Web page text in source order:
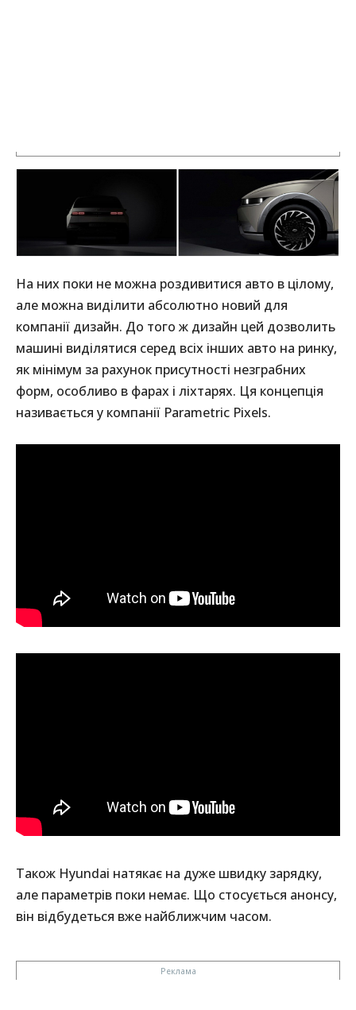
На них поки не можна роздивитися авто в цілому,
але можна виділити абсолютно новий для
компанії дизайн. До того ж дизайн цей дозволить
машині виділятися серед всіх інших авто на ринку,
як мінімум за рахунок присутності незграбних
форм, особливо в фарах і ліхтарях. Ця концепція
називається у компанії Parametric Pixels.
Також Hyundai натякає на дуже швидку зарядку,
але параметрів поки немає. Що стосується анонсу,
він відбудеться вже найближчим часом.